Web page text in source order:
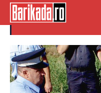
ceasurile înapoi